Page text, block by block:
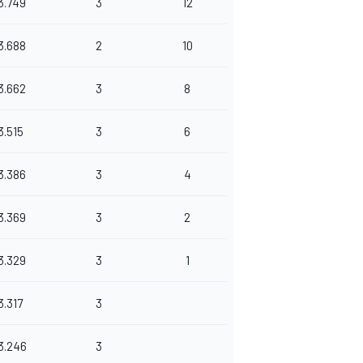
2 10
3 8
3 6
3 4
3 2
3 1
3
3